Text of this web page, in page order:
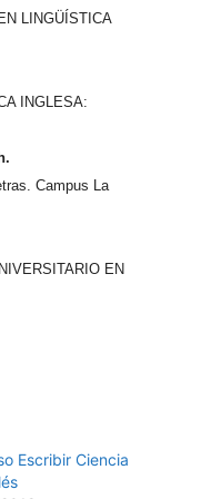
LINGÜÍSTICA
INGLESA:
Campus La
EN
Escribir Ciencia